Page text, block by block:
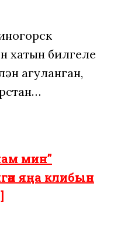
хатын билгеле
агуланган,
мин”
яңа клибын